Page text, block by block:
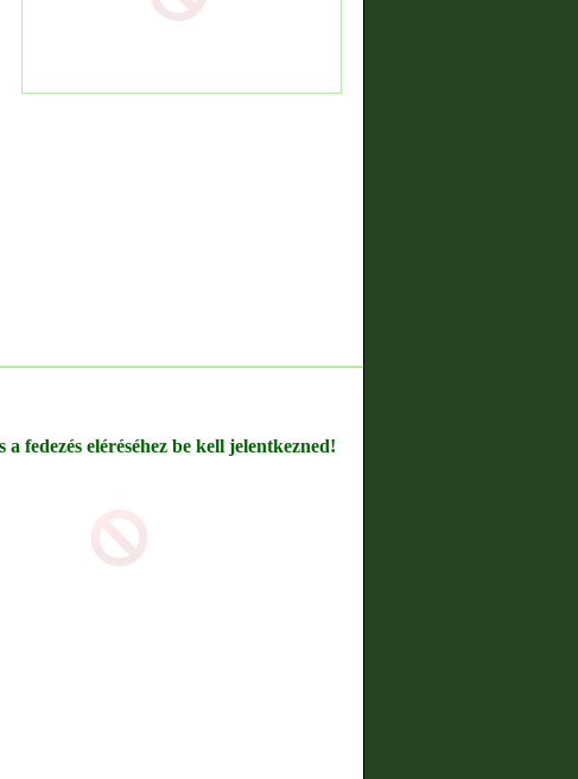
a fedezés eléréséhez be kell jelentkezned!